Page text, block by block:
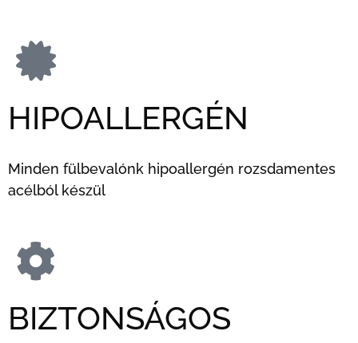
HIPOALLERGÉN
Minden fülbevalónk hipoallergén rozsdamentes
acélból készül
BIZTONSÁGOS